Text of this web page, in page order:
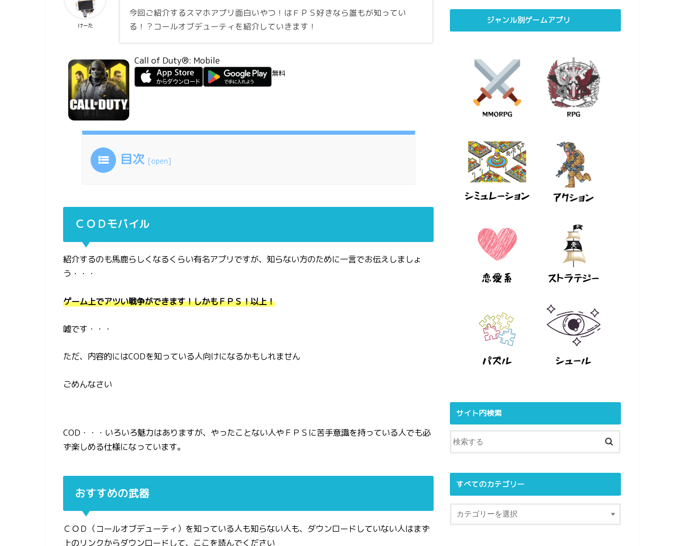
けーた
今回ご紹介するスマホアプリ面白いやつ！はＦＰＳ好きなら誰もが知ってい
る！？コールオブデューティを紹介していきます！
Call of Duty®: Mobile
無料
目次 [open]
ＣＯＤモバイル
紹介するのも馬鹿らしくなるくらい有名アプリですが、知らない方のために一言でお伝えしましょ
う・・・
ゲーム上でアツい戦争ができます！しかもＦＰＳ！以上！
嘘です・・・
ただ、内容的にはCODを知っている人向けになるかもしれません
ごめんなさい
COD・・・いろいろ魅力はありますが、やったことない人やＦＰＳに苦手意識を持っている人でも必
ず楽しめる仕様になっています。
おすすめの武器
ＣＯＤ（コールオブデューティ）を知っている人も知らない人も、ダウンロードしていない人はまず
上のリンクからダウンロードして、ここを読んでください
ジャンル別ゲームアプリ
サイト内検索
すべてのカテゴリー